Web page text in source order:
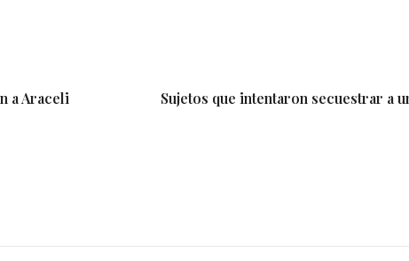
a Araceli
Sujetos que intentaron secuestrar a